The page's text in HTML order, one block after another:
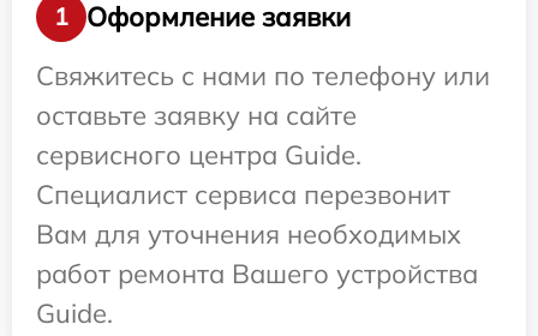
1
Оформление заявки
Свяжитесь с нами по телефону или
оставьте заявку на сайте
сервисного центра Guide.
Специалист сервиса перезвонит
Вам для уточнения необходимых
работ ремонта Вашего устройства
Guide.